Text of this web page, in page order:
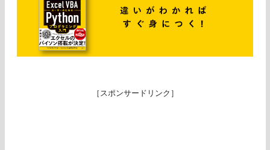
［スポンサードリンク］